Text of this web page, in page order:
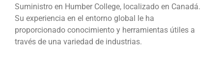
Suministro en Humber College, localizado en Canadá.
Su experiencia en el entorno global le ha
proporcionado conocimiento y herramientas útiles a
través de una variedad de industrias.